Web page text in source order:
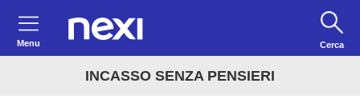
Menu Cerca
INCASSO SENZA PENSIERI